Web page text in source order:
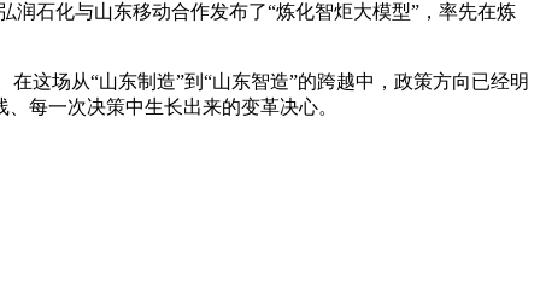
润石化与山东移动合作发布了“炼化智炬大模型”，率先在炼
这场从“山东制造”到“山东智造”的跨越中，政策方向已经明
每一次决策中生长出来的变革决心。